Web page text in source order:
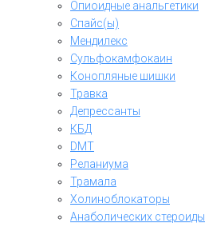
Опиоидные анальгетики
Спайс(ы)
Мендилекс
Сульфокамфокаин
Конопляные шишки
Травка
Депрессанты
КБД
DMT
Реланиума
Трамала
Холиноблокаторы
Анаболических стероиды